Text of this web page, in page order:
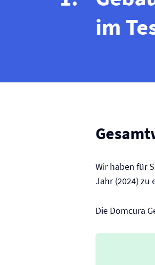
im
Wir haben für
Jahr (2024) zu
Die Domcura